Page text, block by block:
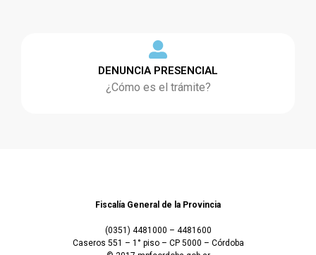
DENUNCIA PRESENCIAL
¿Cómo es el trámite?
Fiscalía General de la Provincia
(0351) 4481000 – 4481600
Caseros 551 – 1° piso – CP 5000 – Córdoba